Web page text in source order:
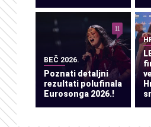
BEČ 2026.
Poznati detaljni
rezultati polufinala
Eurosonga 2026.!
11